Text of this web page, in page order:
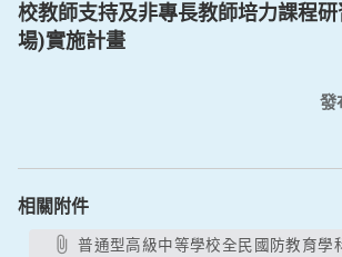
校教師支持及非專長教師培力課程
場)實施計畫
發
相關附件
普通型高級中等學校全民國防教育學科中心114學年度